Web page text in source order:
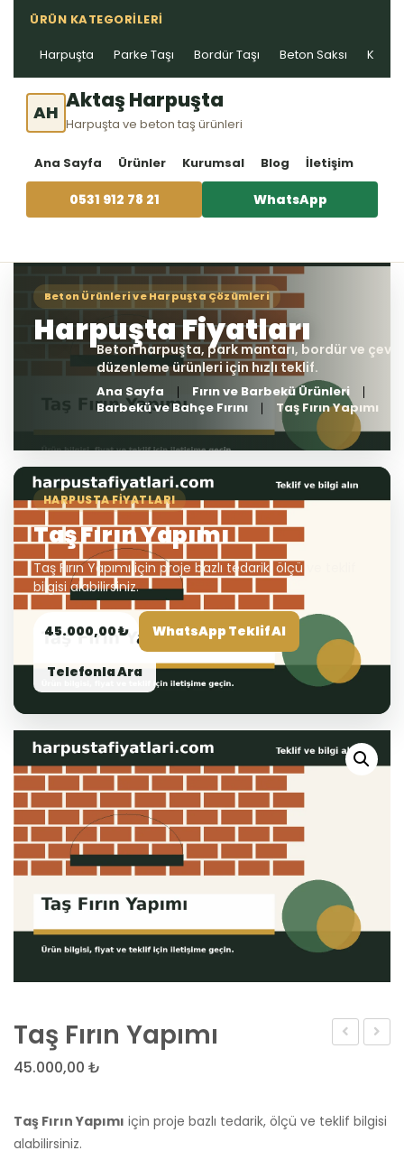
ÜRÜN KATEGORILERI
Harpuşta Parke Taşı Bordür Taşı Beton Saksı Kablo
AH Aktaş Harpuşta
Harpuşta ve beton taş ürünleri
Ana Sayfa Ürünler Kurumsal Blog İletişim
0531 912 78 21 WhatsApp
Ana Sayfa
Fırın ve Barbekü Ürünleri
Barbekü ve Bahçe Fırını
Taş Fırın Yapımı
HARPUSTA FIYATLARI
Taş Fırın Yapımı
Taş Fırın Yapımı için proje bazlı tedarik, ölçü ve teklif
bilgisi alabilirsiniz.
45.000,00 ₺ WhatsApp Teklif Al
Telefonla Ara
Taş Fırın Yapımı
45.000,00 ₺
Taş Fırın Yapımı için proje bazlı tedarik, ölçü ve teklif bilgisi
alabilirsiniz.